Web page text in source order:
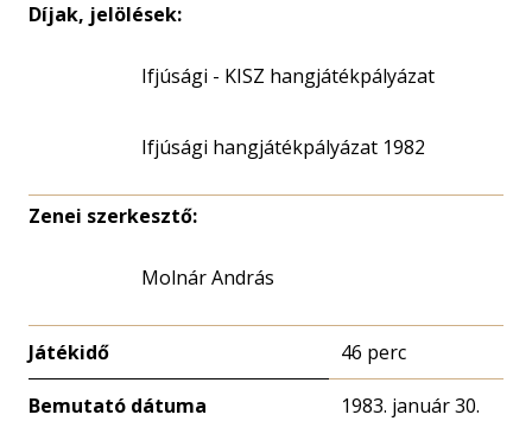
Díjak, jelölések:
Ifjúsági - KISZ hangjátékpályázat
Ifjúsági hangjátékpályázat 1982
Zenei szerkesztő:
Molnár András
Játékidő 46 perc
Bemutató dátuma 1983. január 30.